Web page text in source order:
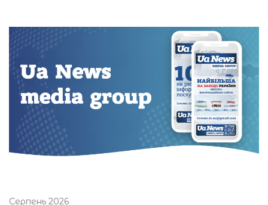
Серпень 2026